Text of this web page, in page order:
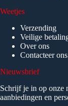
Weetjes
Verzending
Veilige
Over ons
Contacteer ons
Nieuwsbrief
Schrijf je in op onze
aanbiedingen en